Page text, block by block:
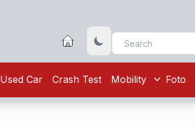
Used Car Crash Test Mobility Foto